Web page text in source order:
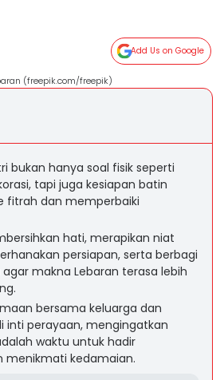
Add Us on Google
(freepik.com/freepik)
bukan hanya soal fisik seperti
tapi juga kesiapan batin
fitrah dan memperbaiki
hati, merapikan niat
persiapan, serta berbagi
makna Lebaran terasa lebih
bersama keluarga dan
inti perayaan, mengingatkan
waktu untuk hadir
menikmati kedamaian.